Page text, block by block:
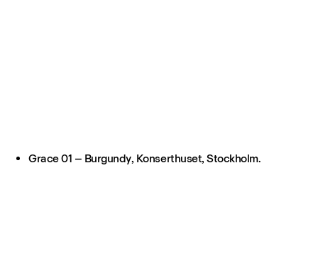
Grace 01 – Burgundy, Konserthuset, Stockholm.